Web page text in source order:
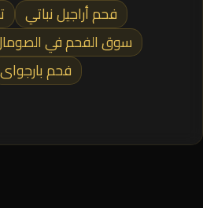
فحم أراجيل نباتي
سوق الفحم في
فحم بارجواى